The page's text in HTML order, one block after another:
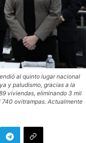
al quinto lugar nacional
y paludismo, gracias a la
viviendas, eliminando 3 mil
ovitrampas. Actualmente